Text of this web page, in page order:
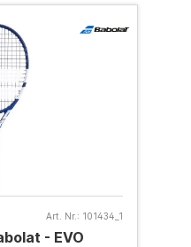
Art. Nr.: 101434_1
- EVO